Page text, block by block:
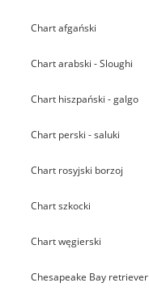
Chart afgański
Chart arabski - Sloughi
Chart hiszpański - galgo
Chart perski - saluki
Chart rosyjski borzoj
Chart szkocki
Chart węgierski
Chesapeake Bay retriever